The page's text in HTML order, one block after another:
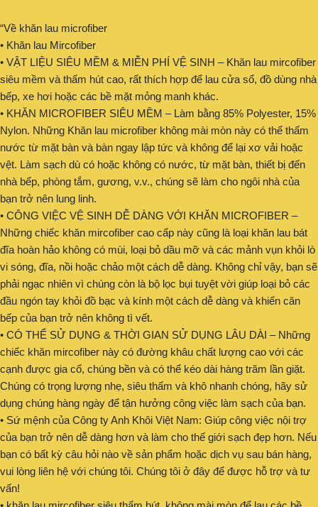
“Về khăn lau microfiber
• Khăn lau Mircofiber
• VẬT LIỆU SIÊU MỀM & MIỄN PHÍ VỆ SINH – Khăn lau mircofiber
siêu mềm và thấm hút cao, rất thích hợp để lau cửa sổ, đồ dùng nhà
bếp, xe hơi hoặc các bề mặt mỏng manh khác.
• KHĂN MICROFIBER SIÊU MỀM – Làm bằng 85% Polyester, 15%
Nylon. Những Khăn lau microfiber không mài mòn này có thể thấm
nước từ mặt bàn và bàn ngay lập tức và không để lại xơ vải hoặc
vệt. Làm sạch dù có hoặc không có nước, từ mặt bàn, thiết bị đến
nhà bếp, phòng tắm, gương, v.v., chúng sẽ làm cho ngôi nhà của
bạn trở nên lung linh.
• CÔNG VIỆC VỆ SINH DỄ DÀNG VỚI KHĂN MICROFIBER –
Những chiếc khăn mircofiber cao cấp này cũng là loại khăn lau bát
đĩa hoàn hảo không có mùi, loại bỏ dầu mỡ và các mảnh vụn khỏi lò
vi sóng, đĩa, nồi hoặc chảo một cách dễ dàng. Không chỉ vậy, bạn sẽ
phải ngạc nhiên vì chúng còn là bộ lọc bụi tuyệt vời giúp loại bỏ các
đầu ngón tay khỏi đồ bạc và kính một cách dễ dàng và khiến căn
bếp của bạn trở nên không tì vết.
• CÓ THỂ SỬ DỤNG & THỜI GIAN SỬ DỤNG LÂU DÀI – Những
chiếc khăn mircofiber này có đường khâu chất lượng cao với các
cạnh được gia cố, chúng bền và có thể kéo dài hàng trăm lần giặt.
Chúng có trọng lượng nhẹ, siêu thấm và khô nhanh chóng, hãy sử
dụng chúng hàng ngày để tận hưởng công việc làm sạch của bạn.
• Sứ mệnh của Công ty Anh Khôi Việt Nam: Giúp công việc nội trợ
của bạn trở nên dễ dàng hơn và làm cho thế giới sạch đẹp hơn. Nếu
bạn có bất kỳ câu hỏi nào về sản phẩm hoặc dịch vụ sau bán hàng,
vui lòng liên hệ với chúng tôi. Chúng tôi ở đây để được hỗ trợ và tư
vấn!